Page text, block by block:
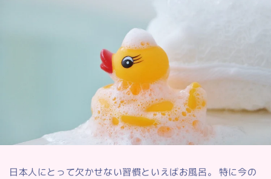
日本人にとって欠かせない習慣といえばお風呂。 特に今の